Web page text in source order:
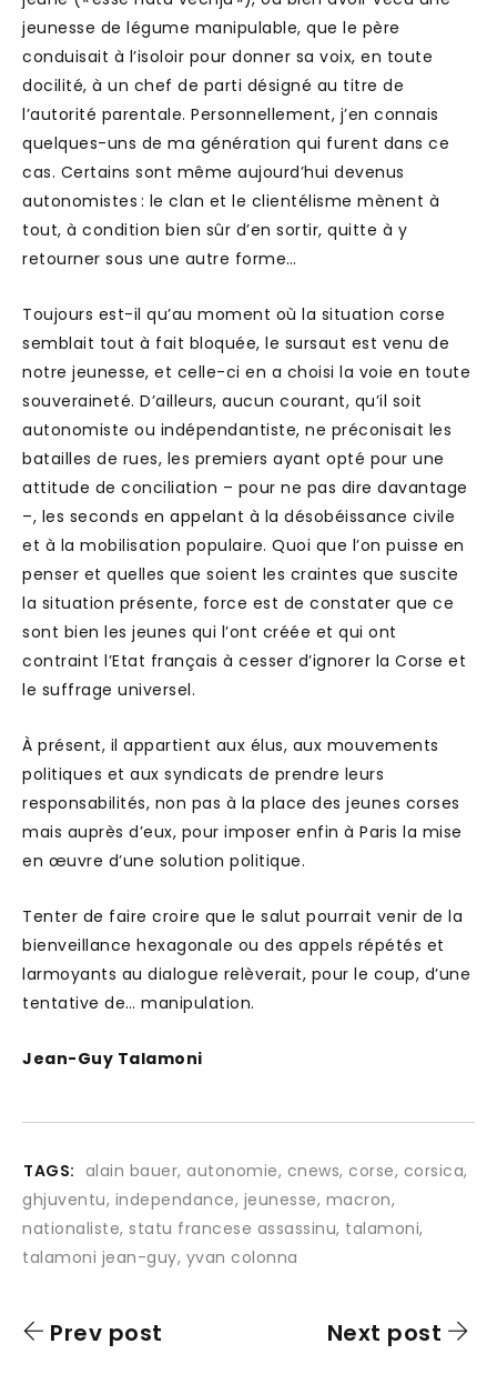
jeunesse de légume manipulable, que le père
conduisait à l’isoloir pour donner sa voix, en toute
docilité, à un chef de parti désigné au titre de
l’autorité parentale. Personnellement, j’en connais
quelques-uns de ma génération qui furent dans ce
cas. Certains sont même aujourd’hui devenus
autonomistes : le clan et le clientélisme mènent à
tout, à condition bien sûr d’en sortir, quitte à y
retourner sous une autre forme…
Toujours est-il qu’au moment où la situation corse
semblait tout à fait bloquée, le sursaut est venu de
notre jeunesse, et celle-ci en a choisi la voie en toute
souveraineté. D’ailleurs, aucun courant, qu’il soit
autonomiste ou indépendantiste, ne préconisait les
batailles de rues, les premiers ayant opté pour une
attitude de conciliation – pour ne pas dire davantage
–, les seconds en appelant à la désobéissance civile
et à la mobilisation populaire. Quoi que l’on puisse en
penser et quelles que soient les craintes que suscite
la situation présente, force est de constater que ce
sont bien les jeunes qui l’ont créée et qui ont
contraint l’Etat français à cesser d’ignorer la Corse et
le suffrage universel.
À présent, il appartient aux élus, aux mouvements
politiques et aux syndicats de prendre leurs
responsabilités, non pas à la place des jeunes corses
mais auprès d’eux, pour imposer enfin à Paris la mise
en œuvre d’une solution politique.
Tenter de faire croire que le salut pourrait venir de la
bienveillance hexagonale ou des appels répétés et
larmoyants au dialogue relèverait, pour le coup, d’une
tentative de… manipulation.
Jean-Guy Talamoni
TAGS: alain bauer, autonomie, cnews, corse, corsica,
ghjuventu, independance, jeunesse, macron,
nationaliste, statu francese assassinu, talamoni,
talamoni jean-guy, yvan colonna
Prev post Next post